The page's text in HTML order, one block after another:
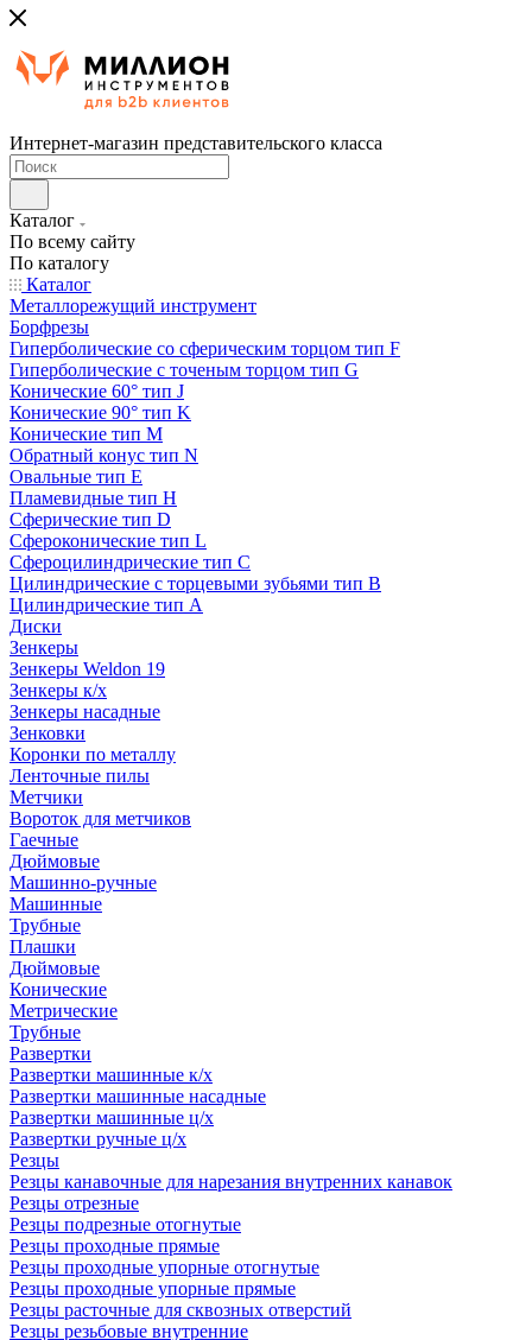
Интернет-магазин представительского класса
Каталог
По всему сайту
По каталогу
Каталог
Металлорежущий инструмент
Борфрезы
Гиперболические cо сферическим торцом тип F
Гиперболические с точеным торцом тип G
Конические 60° тип J
Конические 90° тип K
Конические тип M
Обратный конус тип N
Овальные тип E
Пламевидные тип H
Сферические тип D
Сфероконические тип L
Сфероцилиндрические тип C
Цилиндрические с торцевыми зубьями тип B
Цилиндрические тип А
Диски
Зенкеры
Зенкеры Weldon 19
Зенкеры к/х
Зенкеры насадные
Зенковки
Коронки по металлу
Ленточные пилы
Метчики
Вороток для метчиков
Гаечные
Дюймовые
Машинно-ручные
Машинные
Трубные
Плашки
Дюймовые
Конические
Метрические
Трубные
Развертки
Развертки машинные к/х
Развертки машинные насадные
Развертки машинные ц/х
Развертки ручные ц/х
Резцы
Резцы канавочные для нарезания внутренних канавок
Резцы отрезные
Резцы подрезные отогнутые
Резцы проходные прямые
Резцы проходные упорные отогнутые
Резцы проходные упорные прямые
Резцы расточные для сквозных отверстий
Резцы резьбовые внутренние